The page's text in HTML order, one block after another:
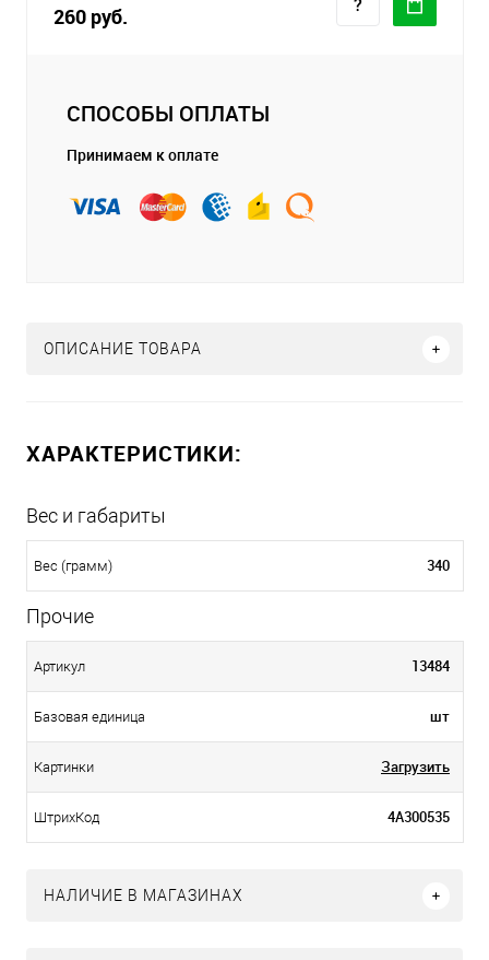
260 руб.
СПОСОБЫ ОПЛАТЫ
Принимаем к оплате
ОПИСАНИЕ ТОВАРА
ХАРАКТЕРИСТИКИ:
Вес и габариты
Вес (грамм) 340
Прочие
Артикул 13484
Базовая единица шт
Картинки Загрузить
ШтрихКод 4А300535
НАЛИЧИЕ В МАГАЗИНАХ